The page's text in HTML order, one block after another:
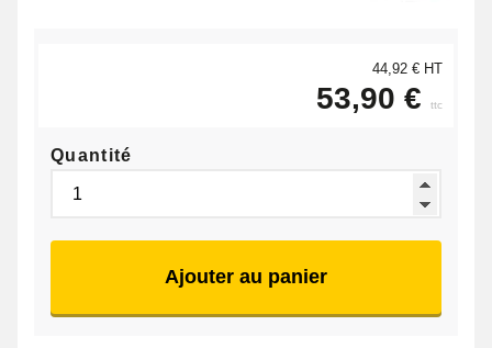
44,92 € HT
53,90 € ttc
Quantité
Ajouter au panier